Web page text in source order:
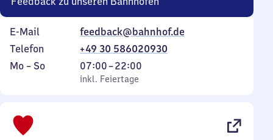
E-Mail
feedback@bahnhof.de
Telefon
+49 30 586020930
Montag
Mo – So,
inkl. Feiertage
07:00–22:00
Von
7
inkl. Feiertage